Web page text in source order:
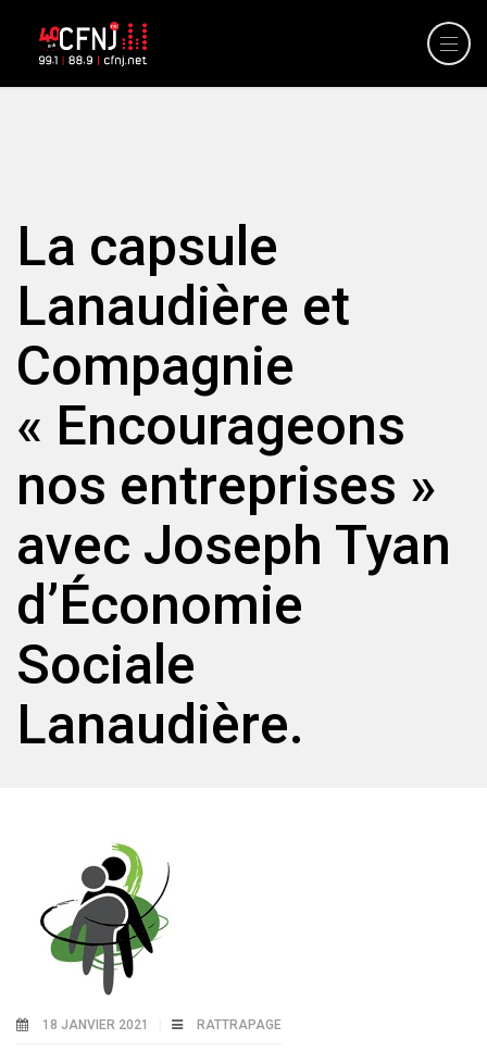
La capsule
Lanaudière et
Compagnie
« Encourageons
nos entreprises »
avec Joseph Tyan
d’Économie
Sociale
Lanaudière.
18 JANVIER 2021 RATTRAPAGE